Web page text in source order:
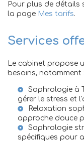
Pour plus de détails
la page Mes tarifs.
Services
Le cabinet propose
besoins, notamment :
Sophrologie à
gérer le stress et
Relaxation
approche douce
Sophrologie
spécifiques pour